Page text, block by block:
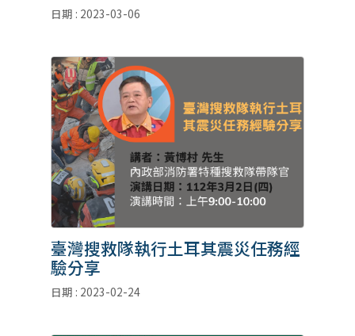
日期 : 2023-03-06
臺灣搜救隊執行土耳其震災任務經
驗分享
日期 : 2023-02-24